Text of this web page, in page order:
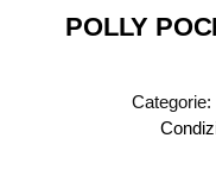
POLLY
Categorie: